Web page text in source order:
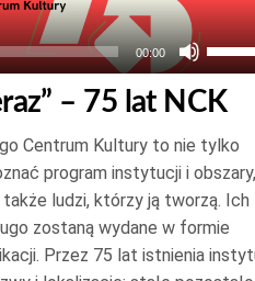
00:00
do
góry
oraz
do
dołu
aby
– 75 lat NCK
Centrum Kultury to nie tylko
program instytucji i
także ludzi, którzy ją tworzą. Ich
zostaną wydane w formie
Przez 75 lat istnienia